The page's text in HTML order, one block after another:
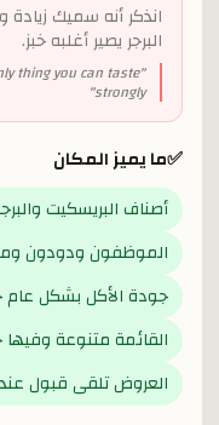
انذكر أنه سميك
البرجر يصير أغلبه خبز.
"
thing you can taste
strongly
"
✅ما يميز المكان
أصناف البريسكيت
الموظفون ودودون
جودة الأكل بشكل عام
القائمة متنوعة وفيها
العروض تلقى قبول عند